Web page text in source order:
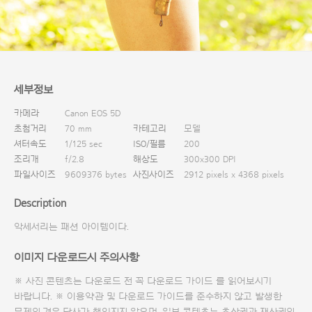
세부정보
카메라
Canon EOS 5D
초첨거리
70 mm 카테고리
모델
셔터속도
1/125 sec ISO/필름
200
조리개
f/2.8 해상도
300x300 DPI
파일사이즈
9609376 bytes 사진사이즈 2912 pixels x 4368 pixels
Description
악세서리는 패션 아이템이다.
이미지 다운로드시 주의사항
※ 사진 콘텐츠는 다운로드 전 꼭 다운로드 가이드 를 읽어보시기
바랍니다. ※ 이용약관 및 다운로드 가이드를 준수하지 않고 발생한